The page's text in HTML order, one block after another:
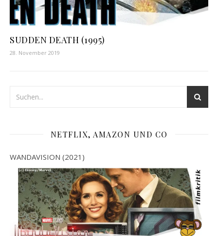
SUDDEN DEATH (1995)
28. November 2019
NETFLIX, AMAZON UND CO
WANDAVISION (2021)